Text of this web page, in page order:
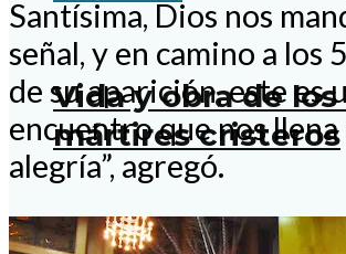
Vida y obra de los
mártires cristeros
Santísima, Dios nos
señal, y en camino a los
de su aparición, este es
encuentro que nos llena
alegría”, agregó.